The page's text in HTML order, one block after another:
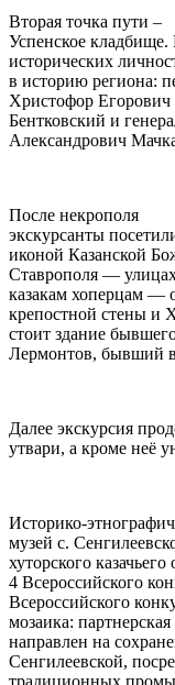
Вторая точка пути –
Успенское
исторических
в историю региона:
Христофор Егорович
Бентковский и
Александрович
После некрополя
экскурсанты
иконой Казанской
Ставрополя —
казакам хоперцам —
крепостной стены и
стоит здание
Лермонтов, бывший в
Далее экскурсия
утвари, а кроме неё
Историко-
музей с.
хуторского
4 Всероссийского
Всероссийского
мозаика:
направлен на
Сенгилеевской,
традиционных